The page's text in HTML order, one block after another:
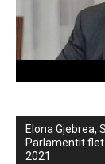
Elona Gjebrea,
Parlamentit
2021